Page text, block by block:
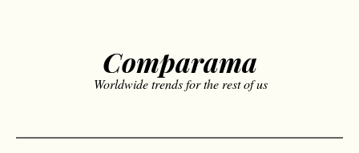
Comparama
Worldwide trends for the rest of us